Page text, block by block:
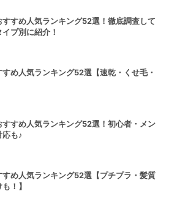
すすめ人気ランキング52選！徹底調査して
プ別に紹介！
すめ人気ランキング52選【速乾・くせ毛・
すすめ人気ランキング52選！初心者・メン
応も♪
すめ人気ランキング52選【プチプラ・髪質
！】